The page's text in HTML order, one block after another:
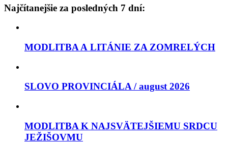
Najčítanejšie za posledných 7 dní:
MODLITBA A LITÁNIE ZA ZOMRELÝCH
SLOVO PROVINCIÁLA / august 2026
MODLITBA K NAJSVÄTEJŠIEMU SRDCU
JEŽIŠOVMU